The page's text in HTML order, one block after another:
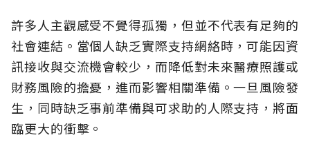
許多人主觀感受不覺得孤獨，但並不代表有足夠的
社會連結。當個人缺乏實際支持網絡時，可能因資
訊接收與交流機會較少，而降低對未來醫療照護或
財務風險的擔憂，進而影響相關準備。一旦風險發
生，同時缺乏事前準備與可求助的人際支持，將面
臨更大的衝擊。